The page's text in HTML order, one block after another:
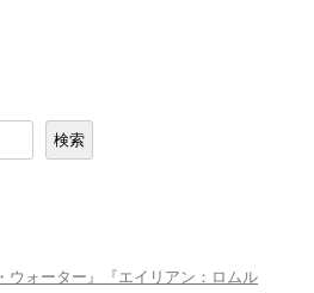
検索
ウォーター』『エイリアン：ロムル